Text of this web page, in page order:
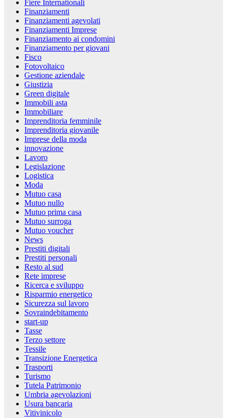
Fiere Internationali
Finanziamenti
Finanziamenti agevolati
Finanziamenti Imprese
Finanziamento ai condomini
Finanziamento per giovani
Fisco
Fotovoltaico
Gestione aziendale
Giustizia
Green digitale
Immobili asta
Immobiliare
Imprenditoria femminile
Imprenditoria giovanile
Imprese della moda
innovazione
Lavoro
Legislazione
Logistica
Moda
Mutuo casa
Mutuo nullo
Mutuo prima casa
Mutuo surroga
Mutuo voucher
News
Prestiti digitali
Prestiti personali
Resto al sud
Rete imprese
Ricerca e sviluppo
Risparmio energetico
Sicurezza sul lavoro
Sovraindebitamento
start-up
Tasse
Terzo settore
Tessile
Transizione Energetica
Trasporti
Turismo
Tutela Patrimonio
Umbria agevolazioni
Usura bancaria
Vitivinicolo